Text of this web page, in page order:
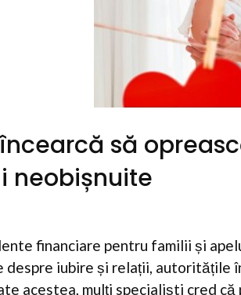
să
neobișnuite
financiare pentru familii și
despre iubire și relații, autoritățile
acestea, mulți specialiști cred